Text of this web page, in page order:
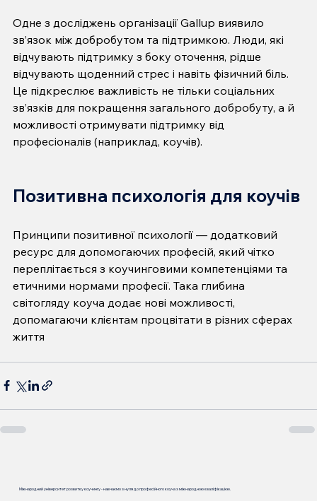
Одне з досліджень організації Gallup виявило
зв’язок між добробутом та підтримкою. Люди, які
відчувають підтримку з боку оточення, рідше
відчувають щоденний стрес і навіть фізичний біль.
Це підкреслює важливість не тільки соціальних
зв’язків для покращення загального добробуту, а й
можливості отримувати підтримку від
професіоналів (наприклад, коучів).
Позитивна психологія для коучів
Принципи позитивної психології — додатковий
ресурс для допомогаючих професій, який чітко
переплітається з коучинговими компетенціями та
етичними нормами професії. Така глибина
світогляду коуча додає нові можливості,
допомагаючи клієнтам процвітати в різних сферах
життя
Міжнародний університет розвитку коучингу - навчаємо з нуля до професійного коуча з міжнародною кваліфікацією.